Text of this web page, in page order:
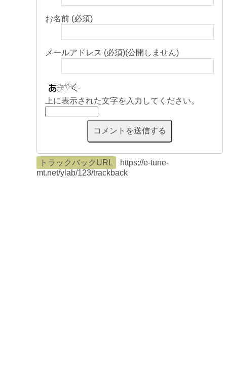
お名前 (必須)
メールアドレス (必須)(公開しません)
上に表示された文字を入力してください。
トラックバックURL
https://e-tune-
mt.net/ylab/123/trackback